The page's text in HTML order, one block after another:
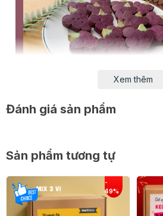
Xem thêm
Đánh giá sản phẩm
Sản phẩm tương tự